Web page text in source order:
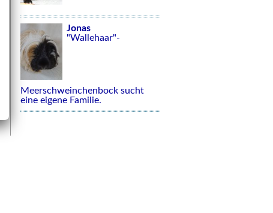
Jonas
"Wallehaar"-
Meerschweinchenbock sucht
eine eigene Familie.